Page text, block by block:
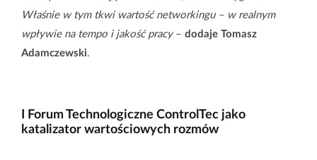
Właśnie w tym tkwi wartość networkingu – w realnym
wpływie na tempo i jakość pracy– dodaje Tomasz
Adamczewski.
I Forum Technologiczne ControlTec jako
katalizator wartościowych rozmów